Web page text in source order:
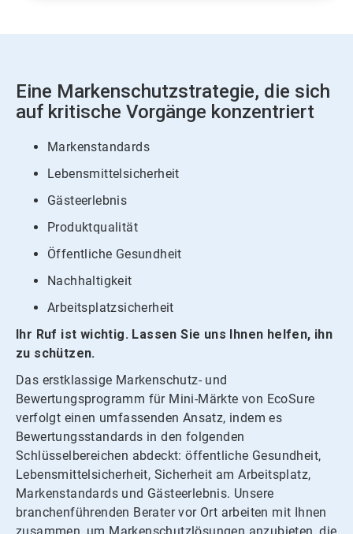
Eine Markenschutzstrategie, die sich
auf kritische Vorgänge konzentriert
Markenstandards
Lebensmittelsicherheit
Gästeerlebnis
Produktqualität
Öffentliche Gesundheit
Nachhaltigkeit
Arbeitsplatzsicherheit
Ihr Ruf ist wichtig. Lassen Sie uns Ihnen helfen, ihn
zu schützen.
Das erstklassige Markenschutz- und
Bewertungsprogramm für Mini-Märkte von EcoSure
verfolgt einen umfassenden Ansatz, indem es
Bewertungsstandards in den folgenden
Schlüsselbereichen abdeckt: öffentliche Gesundheit,
Lebensmittelsicherheit, Sicherheit am Arbeitsplatz,
Markenstandards und Gästeerlebnis. Unsere
branchenführenden Berater vor Ort arbeiten mit Ihnen